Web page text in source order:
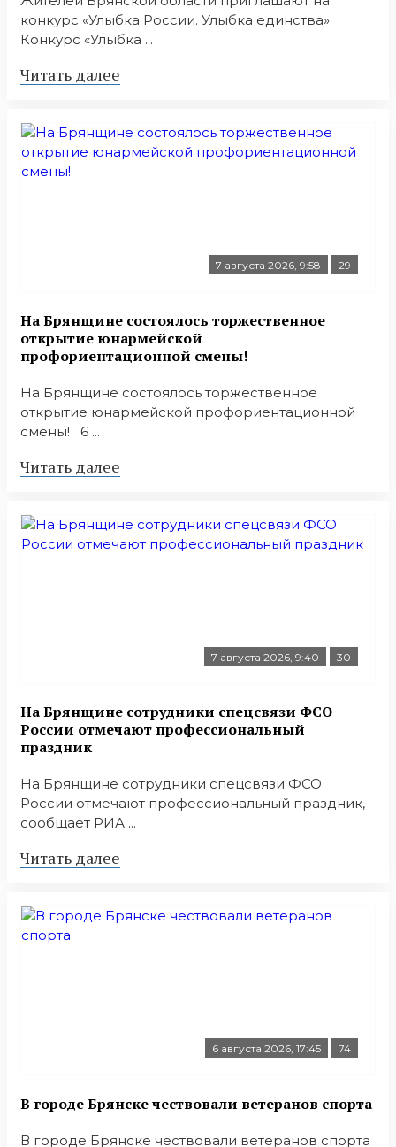
конкурс «Улыбка России. Улыбка единства»
Конкурс «Улыбка ...
Читать далее
7 августа 2026, 9:58 29
На Брянщине состоялось торжественное
открытие юнармейской
профориентационной смены!
На Брянщине состоялось торжественное
открытие юнармейской профориентационной
смены! 6 ...
Читать далее
7 августа 2026, 9:40 30
На Брянщине сотрудники спецсвязи ФСО
России отмечают профессиональный
праздник
На Брянщине сотрудники спецсвязи ФСО
России отмечают профессиональный праздник,
сообщает РИА ...
Читать далее
6 августа 2026, 17:45 74
В городе Брянске чествовали ветеранов спорта
В городе Брянске чествовали ветеранов спорта